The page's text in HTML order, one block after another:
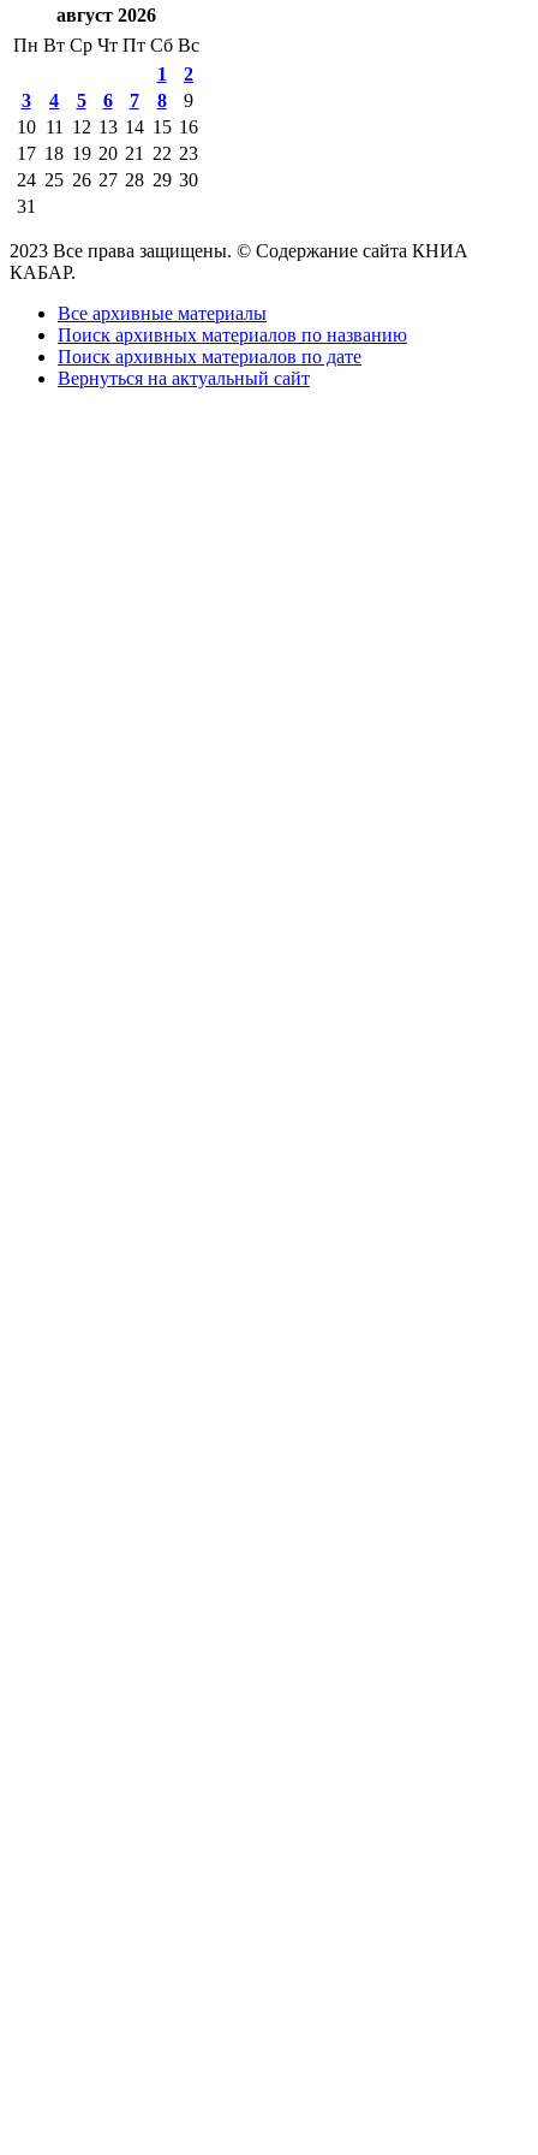
август 2026
Пн Вт Ср Чт Пт Сб Вс
1
2
3
4 5 6 7 8
9
10 11 12 13 14 15 16
17 18 19 20 21 22 23
24 25 26 27 28 29 30
31
2023 Все права защищены. © Содержание сайта КНИА
КАБАР.
Все архивные материалы
Поиск архивных материалов по названию
Поиск архивных материалов по дате
Вернуться на актуальный сайт